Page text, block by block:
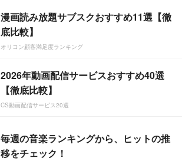
漫画読み放題サブスクおすすめ11選【徹
底比較】
オリコン顧客満足度ランキング
2026年動画配信サービスおすすめ40選
【徹底比較】
CS動画配信サービス20選
毎週の音楽ランキングから、ヒットの推
移をチェック！